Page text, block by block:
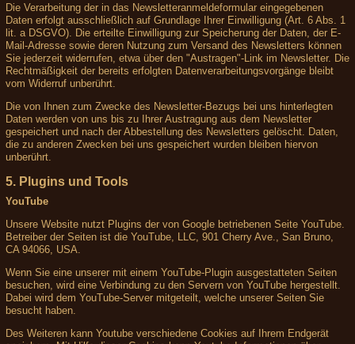
Die Verarbeitung der in das Newsletteranmeldeformular eingegebenen
Daten erfolgt ausschließlich auf Grundlage Ihrer Einwilligung (Art. 6 Abs. 1
lit. a DSGVO). Die erteilte Einwilligung zur Speicherung der Daten, der E-
Mail-Adresse sowie deren Nutzung zum Versand des Newsletters können
Sie jederzeit widerrufen, etwa über den "Austragen"-Link im Newsletter. Die
Rechtmäßigkeit der bereits erfolgten Datenverarbeitungsvorgänge bleibt
vom Widerruf unberührt.
Die von Ihnen zum Zwecke des Newsletter-Bezugs bei uns hinterlegten
Daten werden von uns bis zu Ihrer Austragung aus dem Newsletter
gespeichert und nach der Abbestellung des Newsletters gelöscht. Daten,
die zu anderen Zwecken bei uns gespeichert wurden bleiben hiervon
unberührt.
5. Plugins und Tools
YouTube
Unsere Website nutzt Plugins der von Google betriebenen Seite YouTube.
Betreiber der Seiten ist die YouTube, LLC, 901 Cherry Ave., San Bruno,
CA 94066, USA.
Wenn Sie eine unserer mit einem YouTube-Plugin ausgestatteten Seiten
besuchen, wird eine Verbindung zu den Servern von YouTube hergestellt.
Dabei wird dem YouTube-Server mitgeteilt, welche unserer Seiten Sie
besucht haben.
Des Weiteren kann Youtube verschiedene Cookies auf Ihrem Endgerät